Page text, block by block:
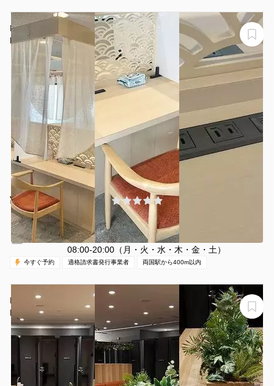
H1T両国 OPENSPACE
H1T両国 OPENSPACE
¥871 〜 ¥1210 /時間
(0件)
両国駅 徒歩2分
東京都墨田区両国3-25-5
営業時間：休日（日・祝）
08:00-20:00（月・火・水・木・金・土）
今すぐ予約 適格請求書発行事業者 両国駅から400m以内
H1T錦糸町 OPENSPACE
H1T錦糸町 OPENSPACE